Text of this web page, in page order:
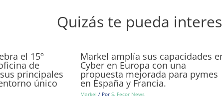
Quizás te pueda
el 15º
de
principales
único
Markel amplía sus capacidades
Cyber en Europa con una
propuesta mejorada para pymes
en España y Francia.
Markel / Por S. Fecor News